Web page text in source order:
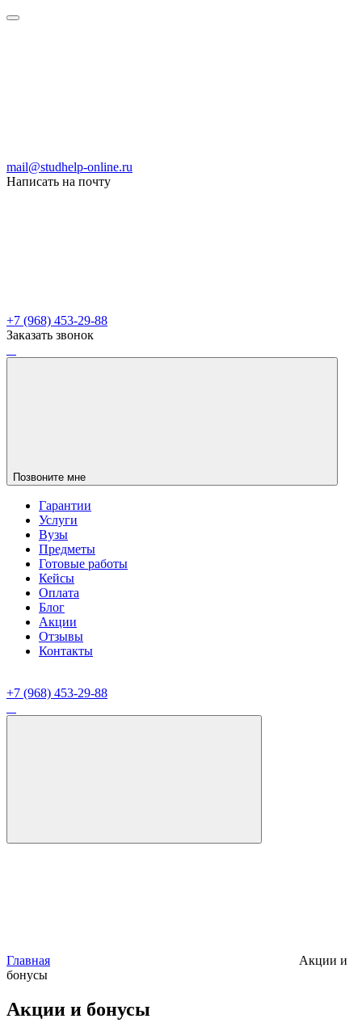
mail@studhelp-online.ru
Написать на почту
+7 (968) 453-29-88
Заказать звонок
Позвоните мне
Гарантии
Услуги
Вузы
Предметы
Готовые работы
Кейсы
Оплата
Блог
Акции
Отзывы
Контакты
+7 (968) 453-29-88
Главная
Акции и
бонусы
Акции и бонусы